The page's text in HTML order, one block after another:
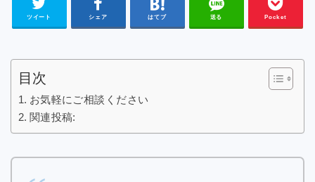
ツイート シェア はてブ 送る Pocket
目次
お気軽にご相談ください
関連投稿: